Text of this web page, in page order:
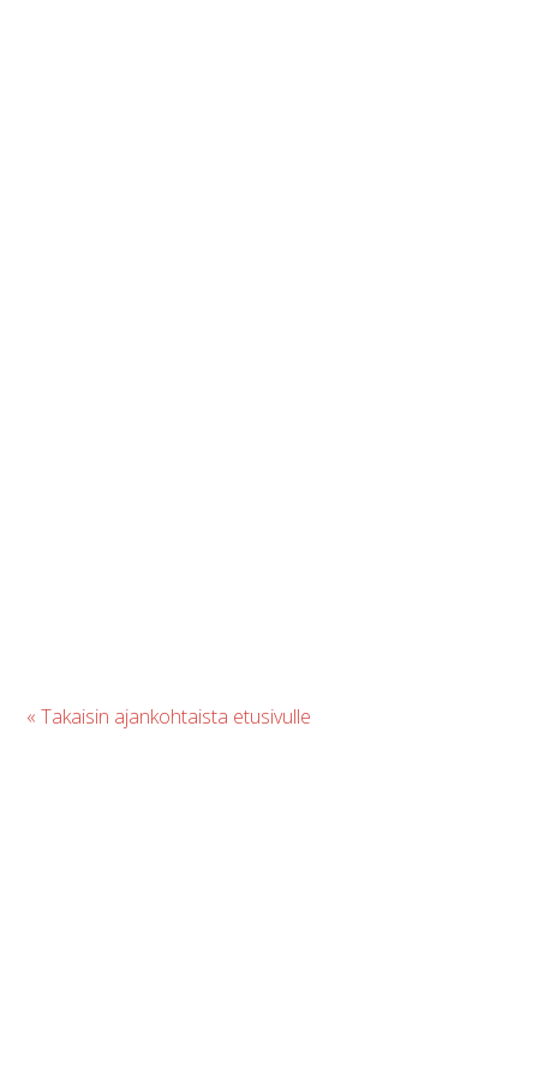
« Takaisin ajankohtaista etusivulle